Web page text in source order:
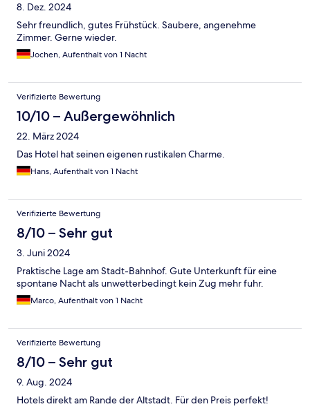
8. Dez. 2024
Sehr freundlich, gutes Frühstück. Saubere, angenehme
Zimmer. Gerne wieder.
Jochen, Aufenthalt von 1 Nacht
Verifizierte Bewertung
10/10 – Außergewöhnlich
22. März 2024
Das Hotel hat seinen eigenen rustikalen Charme.
Hans, Aufenthalt von 1 Nacht
Verifizierte Bewertung
8/10 – Sehr gut
3. Juni 2024
Praktische Lage am Stadt-Bahnhof. Gute Unterkunft für eine
spontane Nacht als unwetterbedingt kein Zug mehr fuhr.
Marco, Aufenthalt von 1 Nacht
Verifizierte Bewertung
8/10 – Sehr gut
9. Aug. 2024
Hotels direkt am Rande der Altstadt. Für den Preis perfekt!